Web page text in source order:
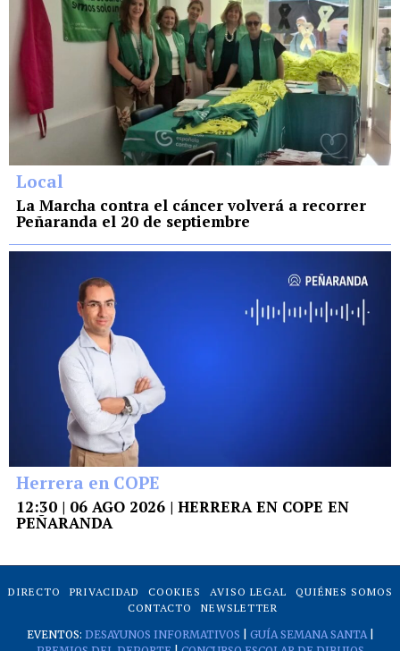
Local
La Marcha contra el cáncer volverá a recorrer
Peñaranda el 20 de septiembre
Herrera en COPE
12:30 | 06 AGO 2026 | HERRERA EN COPE EN
PEÑARANDA
DIRECTO PRIVACIDAD COOKIES AVISO LEGAL
QUIÉNES SOMOS
CONTACTO
NEWSLETTER
EVENTOS: DESAYUNOS INFORMATIVOS GUÍA SEMANA SANTA|